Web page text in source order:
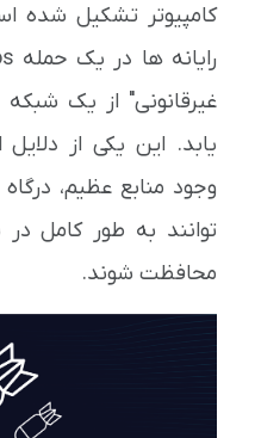
کامپیوتر تشکیل شده
غیرقانونی" از یک شبکه
یابد. این یکی از
وجود منابع عظیم،
محافظت شوند.